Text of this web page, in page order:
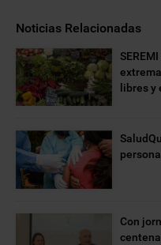
Noticias Relacionadas
libres
Con